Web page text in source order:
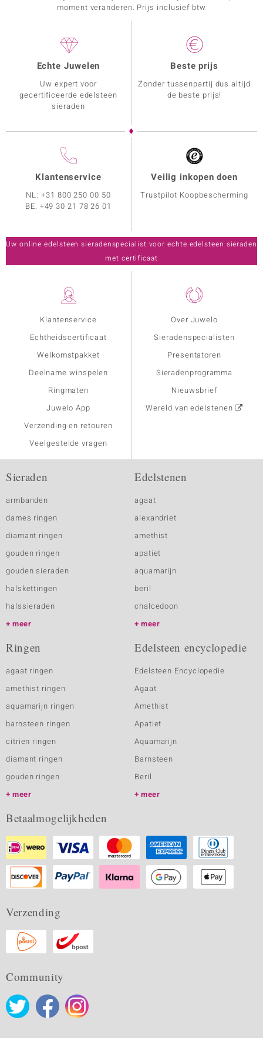
moment veranderen. Prijs inclusief btw
Klantenservice
Echtheidscertificaat
Welkomstpakket
Deelname winspelen
Ringmaten
Juwelo App
Verzending en retouren
Veelgestelde vragen
Over Juwelo
Sieradenspecialisten
Presentatoren
Sieradenprogramma
Nieuwsbrief
Wereld van edelstenen
Echte Juwelen
Uw expert voor
gecertificeerde edelsteen
sieraden
Beste prijs
Zonder tussenpartij dus altijd
de beste prijs!
Klantenservice
NL:+31 800 250 00 50
BE: +49 30 21 78 26 01
Veilig inkopen doen
Trustpilot Koopbescherming
Uw online edelsteen sieradenspecialist voor echte edelsteen sieraden
met certificaat
Sieraden
armbanden
dames ringen
diamant ringen
gouden ringen
gouden sieraden
halskettingen
halssieraden
meer
Edelstenen
agaat
alexandriet
amethist
apatiet
aquamarijn
beril
chalcedoon
meer
Ringen
agaat ringen
amethist ringen
aquamarijn ringen
barnsteen ringen
citrien ringen
diamant ringen
gouden ringen
meer
Edelsteen encyclopedie
Edelsteen Encyclopedie
Agaat
Amethist
Apatiet
Aquamarijn
Barnsteen
Beril
meer
Betaalmogelijkheden
Verzending
Community